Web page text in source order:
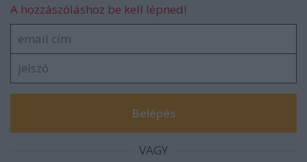
A hozzászóláshoz be kell lépned!
VAGY